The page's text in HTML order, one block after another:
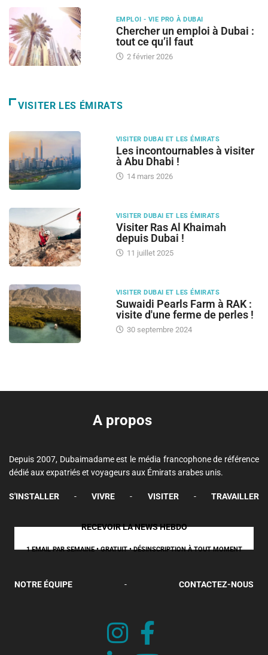
EMPLOI - VIE PRO À DUBAI
Chercher un emploi à Dubai :
tout ce qu’il faut
2 février 2026
VISITER LES ÉMIRATS
VISITER DUBAI ET LES ÉMIRATS
Les incontournables à visiter
à Abu Dhabi !
14 mars 2026
VISITER DUBAI ET LES ÉMIRATS
Visiter Ras Al Khaimah
depuis Dubai !
11 juillet 2025
VISITER DUBAI ET LES ÉMIRATS
Suwaidi Pearls Farm à RAK :
visite d'une ferme de perles !
30 septembre 2024
A propos
Depuis 2007, Dubaimadame est le média francophone de référence
dédié aux expatriés et voyageurs aux Émirats arabes unis.
S'INSTALLER - VIVRE - VISITER - TRAVAILLER
RECEVOIR LA NEWS HEBDO
1 EMAIL PAR SEMAINE • GRATUIT • DÉSINSCRIPTION À TOUT MOMENT
NOTRE ÉQUIPE - CONTACTEZ-NOUS